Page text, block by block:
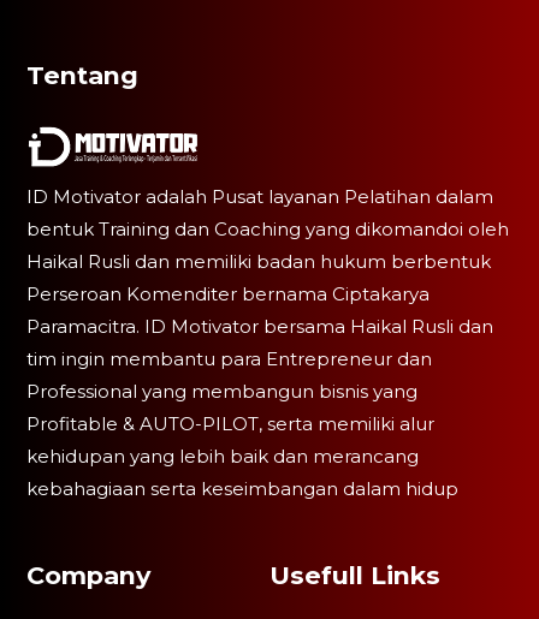
Tentang
ID Motivator adalah Pusat layanan Pelatihan dalam
bentuk Training dan Coaching yang dikomandoi oleh
Haikal Rusli dan memiliki badan hukum berbentuk
Perseroan Komenditer bernama Ciptakarya
Paramacitra. ID Motivator bersama Haikal Rusli dan
tim ingin membantu para Entrepreneur dan
Professional yang membangun bisnis yang
Profitable & AUTO-PILOT, serta memiliki alur
kehidupan yang lebih baik dan merancang
kebahagiaan serta keseimbangan dalam hidup
Company Usefull Links